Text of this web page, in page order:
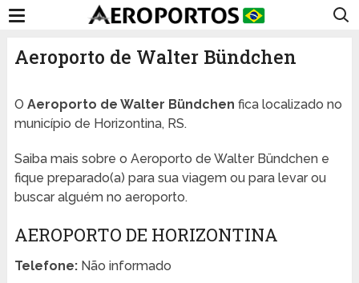
Aeroporto de Walter Bündchen
O Aeroporto de Walter Bündchen fica localizado no
município de Horizontina, RS.
Saiba mais sobre o Aeroporto de Walter Bündchen e
fique preparado(a) para sua viagem ou para levar ou
buscar alguém no aeroporto.
AEROPORTO DE HORIZONTINA
Telefone:Não informado